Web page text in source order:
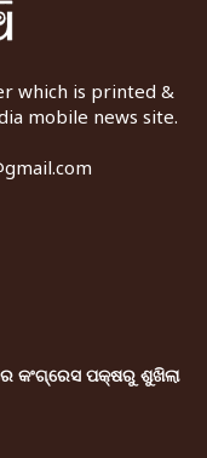
which is printed &
mobile news site.
କଂଗ୍ରେସ ପକ୍ଷରୁ ଶୁଖିଲା